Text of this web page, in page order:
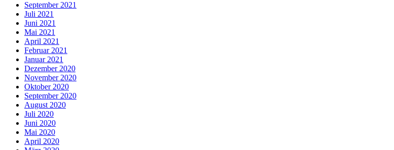
September 2021
Juli 2021
Juni 2021
Mai 2021
April 2021
Februar 2021
Januar 2021
Dezember 2020
November 2020
Oktober 2020
September 2020
August 2020
Juli 2020
Juni 2020
Mai 2020
April 2020